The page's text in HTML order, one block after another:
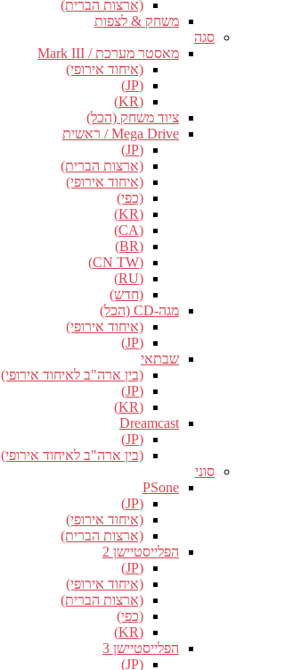
(ארצות הברית)
משחק & לצפות
סגה
מאסטר מערכת / Mark III
(איחוד אירופי)
(JP)
(KR)
ציוד משחק (הכל)
Mega Drive / ראשית
(JP)
(ארצות הברית)
(איחוד אירופי)
(כפי)
(KR)
(CA)
(BR)
(CN TW)
(RU)
(חדש)
מגה-CD (הכל)
(איחוד אירופי)
(JP)
שבתאי
(בין ארה"ב לאיחוד אירופי)
(JP)
(KR)
Dreamcast
(JP)
(בין ארה"ב לאיחוד אירופי)
סוני
PSone
(JP)
(איחוד אירופי)
(ארצות הברית)
הפלייסטיישן 2
(JP)
(איחוד אירופי)
(ארצות הברית)
(כפי)
(KR)
הפלייסטיישן 3
(JP)